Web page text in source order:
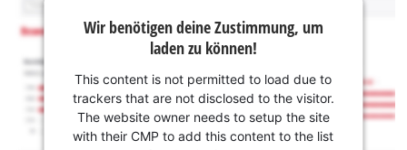
Wir benötigen deine Zustimmung, um
laden zu können!
This content is not permitted to load due to
trackers that are not disclosed to the visitor.
The website owner needs to setup the site
with their CMP to add this content to the list